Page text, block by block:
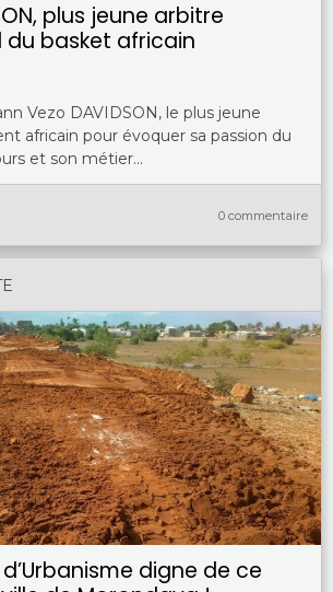
plus jeune arbitre
basket africain
Vezo DAVIDSON, le plus jeune
africain pour évoquer sa passion du
et son métier...
0 commentaire
digne de ce